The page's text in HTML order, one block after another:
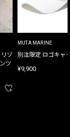
ゾ
ツ
MUTA MARINE
別注限定 ロゴキャ
¥9,900